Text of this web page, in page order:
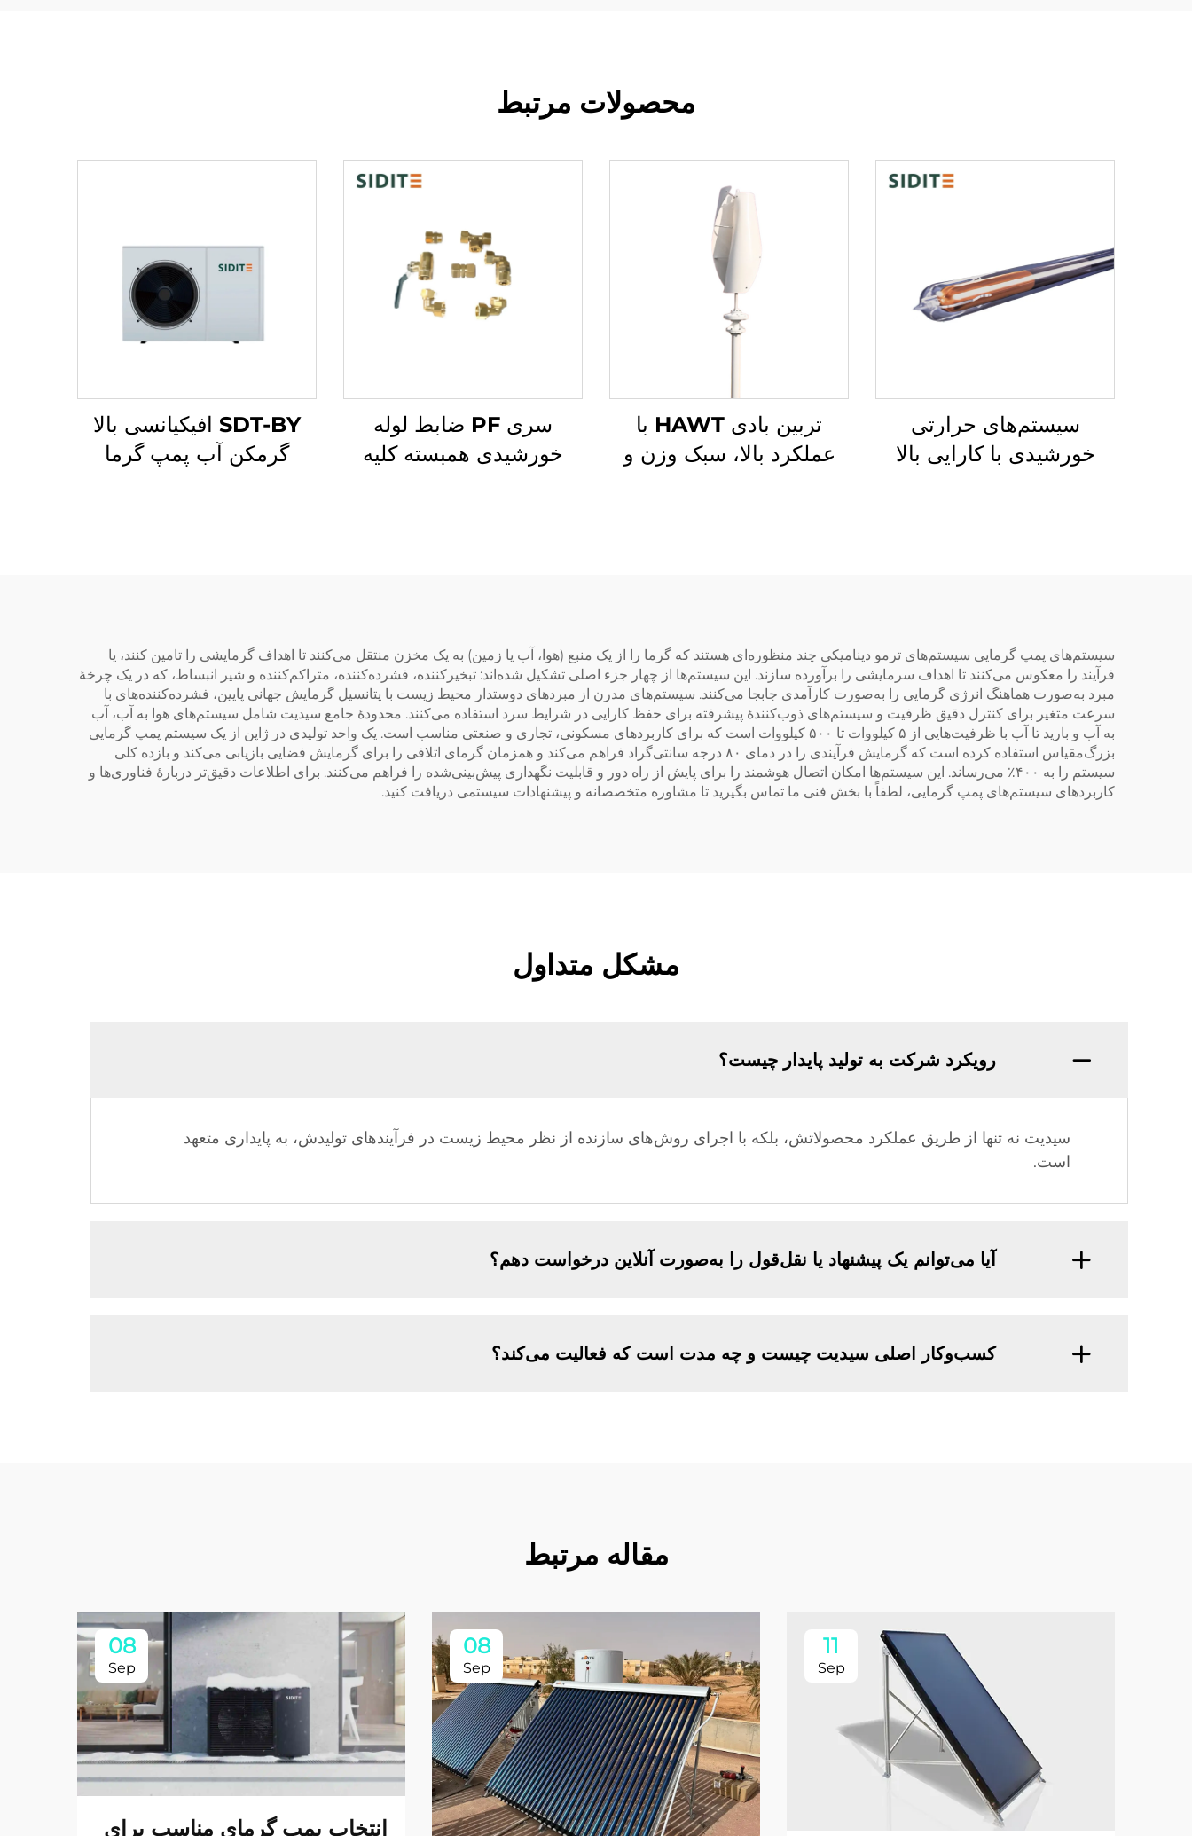
محصولات مرتبط
سیستم‌های حرارتی
خورشیدی با کارایی بالا
تربین بادی HAWT با
عملکرد بالا، سبک وزن و
سری PF ضابط لوله
خورشیدی همبسته کلیه
SDT-BY افیکیانسی بالا
گرمکن آب پمپ گرما
سیستم‌های پمپ گرمایی سیستم‌های ترمو دینامیکی چند منظوره‌ای هستند که گرما را از یک منبع (هوا، آب یا زمین) به یک مخزن منتقل می‌کنند تا اهداف گرمایشی را تامین کنند، یا
فرآیند را معکوس می‌کنند تا اهداف سرمایشی را برآورده سازند. این سیستم‌ها از چهار جزء اصلی تشکیل شده‌اند: تبخیرکننده، فشرده‌کننده، متراکم‌کننده و شیر انبساط، که در یک چرخهٔ
مبرد به‌صورت هماهنگ انرژی گرمایی را به‌صورت کارآمدی جابجا می‌کنند. سیستم‌های مدرن از مبردهای دوستدار محیط زیست با پتانسیل گرمایش جهانی پایین، فشرده‌کننده‌های با
سرعت متغیر برای کنترل دقیق ظرفیت و سیستم‌های ذوب‌کنندهٔ پیشرفته برای حفظ کارایی در شرایط سرد استفاده می‌کنند. محدودهٔ جامع سیدیت شامل سیستم‌های هوا به آب، آب
به آب و بارید تا آب با ظرفیت‌هایی از ۵ کیلووات تا ۵۰۰ کیلووات است که برای کاربردهای مسکونی، تجاری و صنعتی مناسب است. یک واحد تولیدی در ژاپن از یک سیستم پمپ گرمایی
بزرگ‌مقیاس استفاده کرده است که گرمایش فرآیندی را در دمای ۸۰ درجه سانتی‌گراد فراهم می‌کند و همزمان گرمای اتلافی را برای گرمایش فضایی بازیابی می‌کند و بازده کلی
سیستم را به ۴۰۰٪ می‌رساند. این سیستم‌ها امکان اتصال هوشمند را برای پایش از راه دور و قابلیت نگهداری پیش‌بینی‌شده را فراهم می‌کنند. برای اطلاعات دقیق‌تر دربارهٔ فناوری‌ها و
کاربردهای سیستم‌های پمپ گرمایی، لطفاً با بخش فنی ما تماس بگیرید تا مشاوره متخصصانه و پیشنهادات سیستمی دریافت کنید.
مشکل متداول
رویکرد شرکت به تولید پایدار چیست؟
سیدیت نه تنها از طریق عملکرد محصولاتش، بلکه با اجرای روش‌های سازنده از نظر محیط زیست در فرآیندهای تولیدش، به پایداری متعهد
است.
آیا می‌توانم یک پیشنهاد یا نقل‌قول را به‌صورت آنلاین درخواست دهم؟
کسب‌وکار اصلی سیدیت چیست و چه مدت است که فعالیت می‌کند؟
مقاله مرتبط
11
Sep
08
Sep
08
Sep
انتخاب پمپ گرمای مناسب برای